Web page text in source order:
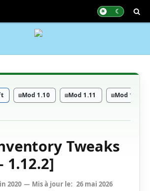
Mod 1.10 Mod 1.11 Mod 1.12
Tweaks
1.12.2]
2020 Mis à jour le: 26 mai 2026